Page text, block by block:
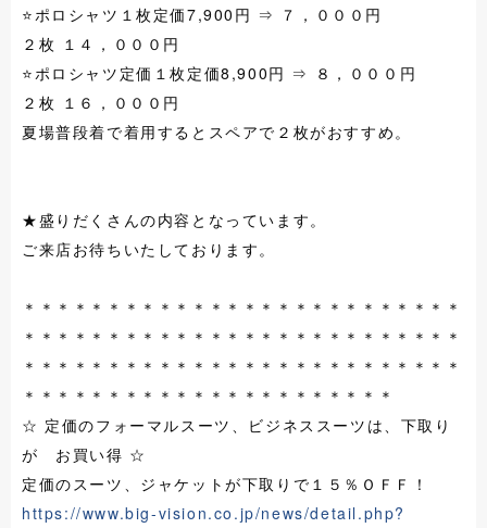
⭐️ポロシャツ１枚定価7,900円 ⇒ ７，０００円
２枚 １４，０００円
⭐️ポロシャツ定価１枚定価8,900円 ⇒ ８，０００円
２枚 １６，０００円
夏場普段着で着用するとスペアで２枚がおすすめ。
★盛りだくさんの内容となっています。
ご来店お待ちいたしております。
＊＊＊＊＊＊＊＊＊＊＊＊＊＊＊＊＊＊＊＊＊＊＊＊＊＊
＊＊＊＊＊＊＊＊＊＊＊＊＊＊＊＊＊＊＊＊＊＊＊＊＊＊
＊＊＊＊＊＊＊＊＊＊＊＊＊＊＊＊＊＊＊＊＊＊＊＊＊＊
＊＊＊＊＊＊＊＊＊＊＊＊＊＊＊＊＊＊＊＊＊＊
☆ 定価のフォーマルスーツ、ビジネススーツは、下取り
が お買い得 ☆
定価のスーツ、ジャケットが下取りで１５％ＯＦＦ！
https://www.big-vision.co.jp/news/detail.php?